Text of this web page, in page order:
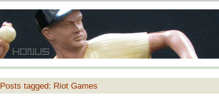
Posts tagged: Riot Games